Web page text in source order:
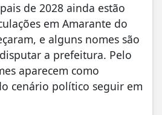
de 2028 ainda estão
em Amarante do
e alguns nomes são
a prefeitura. Pelo
aparecem como
cenário político seguir em